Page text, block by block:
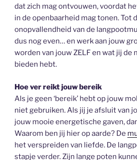
dat zich mag ontvouwen, voordat
in de openbaarheid mag tonen. Tot
onopvallendheid van de
dus nog even… en werk aan jouw
worden van jouw ZELF en wat jij de
bieden hebt.
Hoe ver reikt jouw bereik
Als je geen ‘bereik’ hebt op jouw
niet gebruiken. Als jij je afsluit van
jouw mooie energetische gaven,
Waarom ben jij hier op aarde? De
het verspreiden van liefde. De
stapje verder. Zijn lange poten